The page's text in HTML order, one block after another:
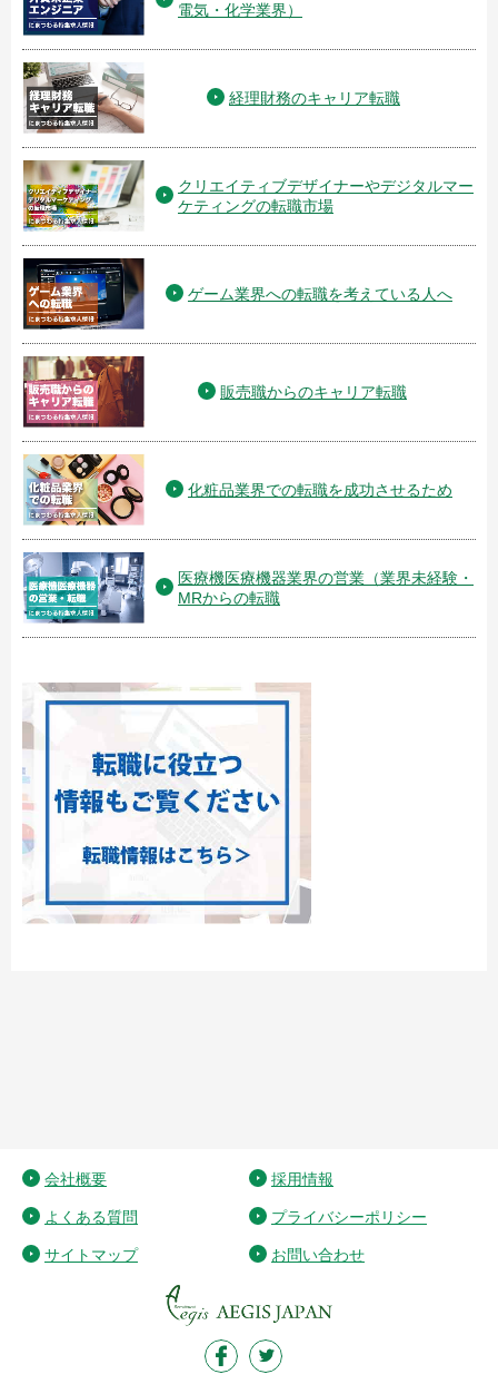
電気・化学業界）
経理財務のキャリア転職
クリエイティブデザイナーやデジタルマー
ケティングの転職市場
ゲーム業界への転職を考えている人へ
販売職からのキャリア転職
化粧品業界での転職を成功させるため
医療機医療機器業界の営業（業界未経験・
MRからの転職
会社概要 採用情報
よくある質問 プライバシーポリシー
サイトマップ お問い合わせ